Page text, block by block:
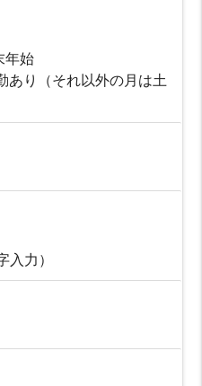
年始
あり（それ以外の月は土
入力）